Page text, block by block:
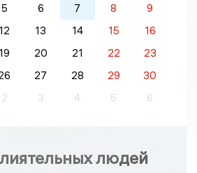
5 6 7 8
9
12 13 14 15
16
19 20 21 22
23
27 28 29
30
2 3 4 5 6
людей